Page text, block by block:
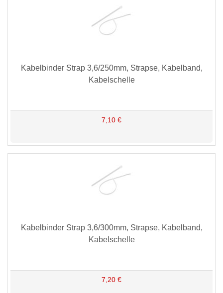
Kabelbinder Strap 3,6/250mm, Strapse, Kabelband,
Kabelschelle
7,10 €
Kabelbinder Strap 3,6/300mm, Strapse, Kabelband,
Kabelschelle
7,20 €